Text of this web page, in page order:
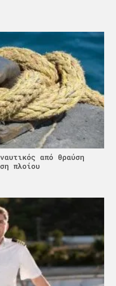
από θραύση
πλοίου